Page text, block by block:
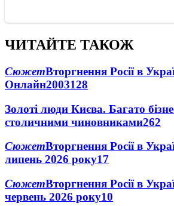
ЧИТАЙТЕ ТАКОЖ
СюжетВторгнення Росії в
Онлайн2003128
Золоті люди Києва. Багато
столичними чиновниками262
СюжетВторгнення Росії в
липень 2026 року17
СюжетВторгнення Росії в
червень 2026 року10